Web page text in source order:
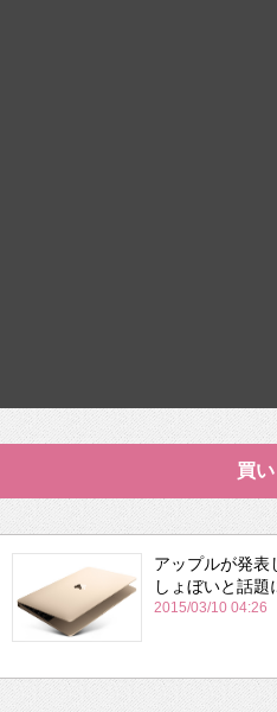
買い
アップルが発表
しょぼいと話
2015/03/10 04:26